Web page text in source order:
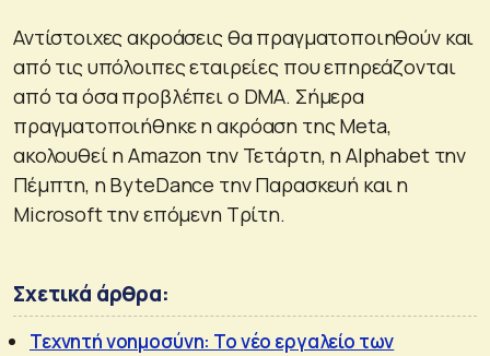
Αντίστοιχες ακροάσεις θα πραγματοποιηθούν και
από τις υπόλοιπες εταιρείες που επηρεάζονται
από τα όσα προβλέπει ο DMA. Σήμερα
πραγματοποιήθηκε η ακρόαση της Meta,
ακολουθεί η Amazon την Τετάρτη, η Alphabet την
Πέμπτη, η ByteDance την Παρασκευή και η
Microsoft την επόμενη Τρίτη.
Σχετικά άρθρα:
Τεχνητή νοημοσύνη: Το νέο εργαλείο των